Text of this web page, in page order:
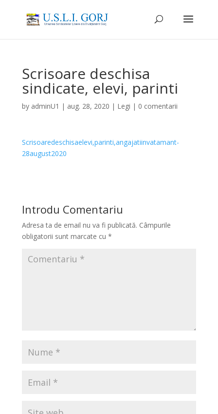
Scrisoare deschisa
sindicate, elevi, parinti
by adminU1 | aug. 28, 2020 | Legi | 0 comentarii
Scrisoaredeschisaelevi,parinti,angajatiinvatamant-
28august2020
Introdu Comentariu
Adresa ta de email nu va fi publicată. Câmpurile
obligatorii sunt marcate cu *